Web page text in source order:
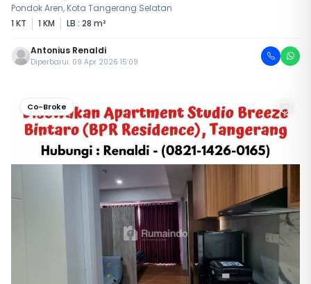
Pondok Aren, Kota Tangerang Selatan
1 KT
1 KM LB : 28 m²
Antonius Renaldi
Diperbarui: 09 Apr 2026 15:09
Co-Broke